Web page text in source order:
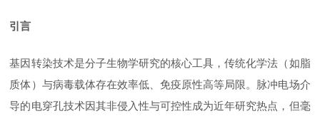
引言
基因转染技术是分子生物学研究的核心工具，传统化学法（如脂
质体）与病毒载体存在效率低、免疫原性高等局限。脉冲电场介
导的电穿孔技术因其非侵入性与可控性成为近年研究热点，但毫